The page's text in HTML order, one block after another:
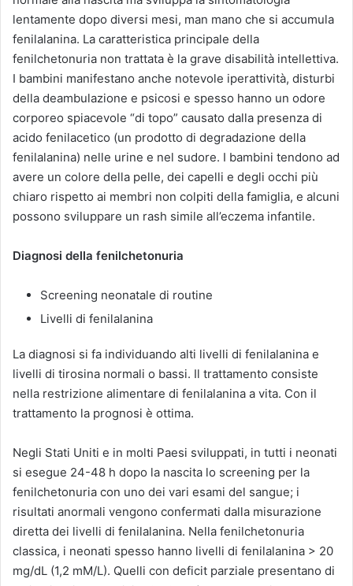
lentamente dopo diversi mesi, man mano che si accumula
fenilalanina. La caratteristica principale della
fenilchetonuria non trattata è la grave disabilità intellettiva.
I bambini manifestano anche notevole iperattività, disturbi
della deambulazione e psicosi e spesso hanno un odore
corporeo spiacevole “di topo” causato dalla presenza di
acido fenilacetico (un prodotto di degradazione della
fenilalanina) nelle urine e nel sudore. I bambini tendono ad
avere un colore della pelle, dei capelli e degli occhi più
chiaro rispetto ai membri non colpiti della famiglia, e alcuni
possono sviluppare un rash simile all’eczema infantile.
Diagnosi della fenilchetonuria
Screening neonatale di routine
Livelli di fenilalanina
La diagnosi si fa individuando alti livelli di fenilalanina e
livelli di tirosina normali o bassi. Il trattamento consiste
nella restrizione alimentare di fenilalanina a vita. Con il
trattamento la prognosi è ottima.
Negli Stati Uniti e in molti Paesi sviluppati, in tutti i neonati
si esegue 24-48 h dopo la nascita lo screening per la
fenilchetonuria con uno dei vari esami del sangue; i
risultati anormali vengono confermati dalla misurazione
diretta dei livelli di fenilalanina. Nella fenilchetonuria
classica, i neonati spesso hanno livelli di fenilalanina > 20
mg/dL (1,2 mM/L). Quelli con deficit parziale presentano di